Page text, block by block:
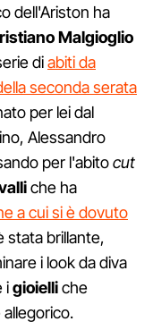
dell'Ariston ha
Malgioglio
diabiti da
seconda serata
per lei dal
Alessandro
per l'abitocut
che ha
a cui si è dovuto
stata brillante,
i look da diva
igioielliche